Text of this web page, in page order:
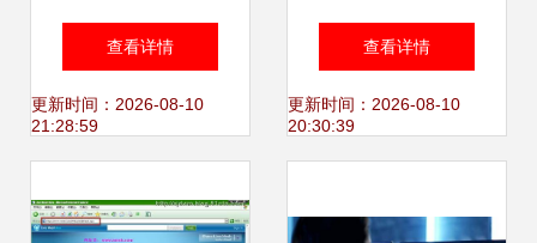
程入门到运营营销
的计算机与产品书
查看详情
更新时间：2026-08-10
21:28:59
机与互联网人不可
错过的经典书籍推
查看详情
更新时间：2026-08-10
20:30:39